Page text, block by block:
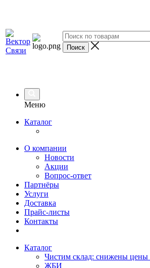
Меню
Каталог
О компании
Новости
Акции
Вопрос-ответ
Партнёры
Услуги
Доставка
Прайс-листы
Контакты
Каталог
Чистим склад: снижены цены
ЖБИ